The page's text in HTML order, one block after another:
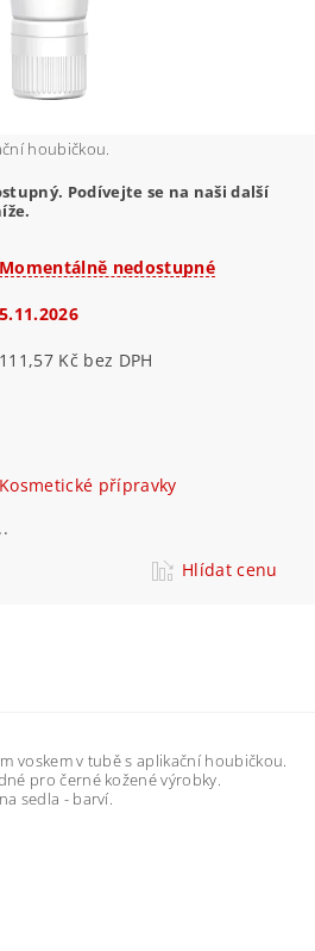
houbičkou.
Podívejte se na naši další
Momentálně nedostupné
5.11.2026
111,57 Kč bez DPH
Kosmetické přípravky
Hlídat cenu
voskem v tubě s aplikační houbičkou.
pro černé kožené výrobky.
sedla - barví.